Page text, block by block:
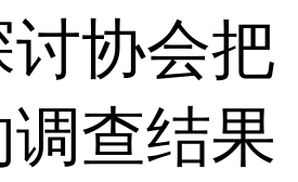
协会把
查结果